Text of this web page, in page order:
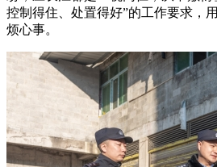
控制得住、处置得好”的工作要求，
烦心事。